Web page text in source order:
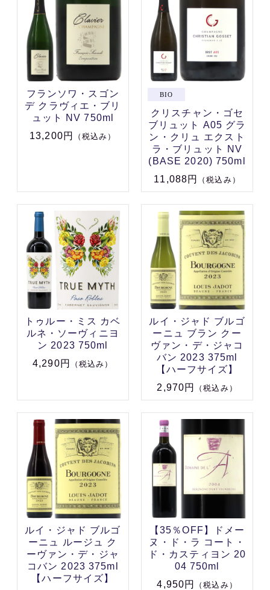
フランソワ・スゴン
デ クラヴィエ・ブリ
ュット NV 750ml
13,200円
（税込み）
クリスチャン・ゴセ
ブリュット A05 グラ
ン・クリュ エクスト
ラ・ブリュット NV
(BASE 2020) 750ml
11,088円
（税込み）
トゥルー・ミス カベ
ルネ・ソーヴィニヨ
ン 2023 750ml
4,290円
（税込み）
ルイ・ジャド ブルゴ
ーニュ ブラン クー
ヴァン・デ・ジャコ
バン 2023 375ml
【ハーフサイズ】
2,970円
（税込み）
ルイ・ジャド ブルゴ
ーニュ ルージュ ク
ーヴァン・デ・ジャ
コバン 2023 375ml
【ハーフサイズ】
【35％OFF】ドメー
ヌ・ド・ラ コート・
ド・カスティヨン 20
04 750ml
4,950円
（税込み）